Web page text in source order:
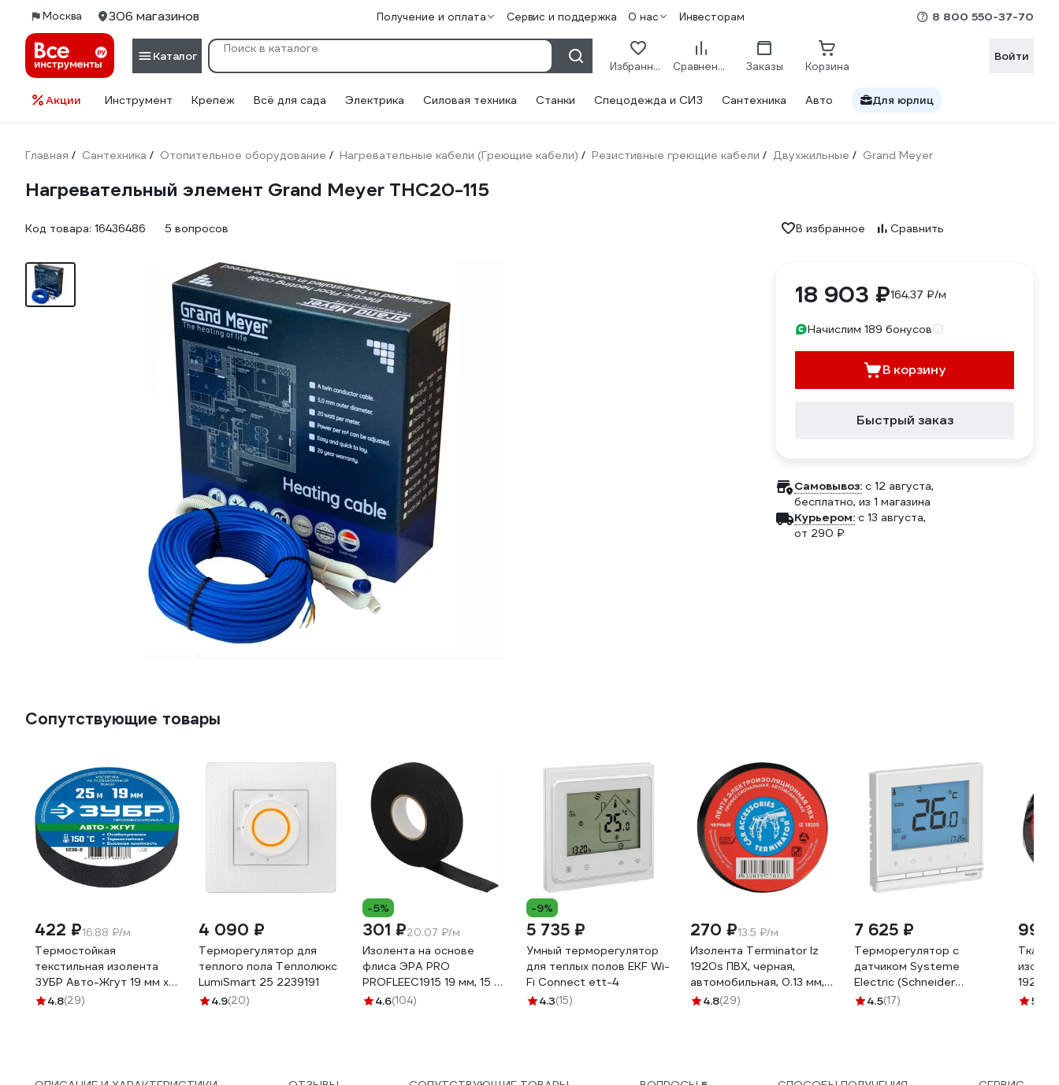
Москва 306 магазинов Получение и оплата Сервис и поддержка О нас Инвесторам 8 800 550-37-70
Каталог
Избранное Сравнение Заказы Корзина
Войти
Акции Инструмент Крепеж Всё для сада Электрика Силовая техника Станки Спецодежда и СИЗ Сантехника Авто Для юрлиц
Главная / Сантехника / Отопительное оборудование / Нагревательные кабели (Греющие кабели) / Резистивные греющие кабели / Двухжильные / Grand Meyer
Нагревательный элемент Grand Meyer THC20-115
Код товара: 16436486 5 вопросов В избранное Сравнить
18 903 ₽164.37 ₽/м
Начислим 189 бонусов
В корзину
Быстрый заказ
Самовывоз: c 12 августа,
бесплатно, из 1 магазина
Курьером: c 13 августа,
от 290 ₽
Сопутствующие товары
422 ₽16.88 ₽/м
Термостойкая
текстильная изолента
ЗУБР Авто-Жгут 19 мм х
25 м 1236-2
4.8(29)
4 090 ₽
Терморегулятор для
теплого пола Теплолюкс
LumiSmart 25 2239191
4.9(20)
-5%
301 ₽20.07 ₽/м
Изолента на основе
флиса ЭРА PRO
PROFLEEC1915 19 мм, 15 м,
0,3 мм, черная Б0057181
4.6(104)
-9%
5 735 ₽
Умный терморегулятор
для теплых полов EKF Wi-
Fi Connect ett-4
4.3(15)
270 ₽13.5 ₽/м
Изолента Terminator Iz
1920s ПВХ, черная,
автомобильная, 0.13 мм,
19 мм, 20 м 2000251
4.8(29)
7 625 ₽
Терморегулятор с
датчиком Systeme
Electric (Schneider
Electric) AtlasDesign,
4.5(17)
998
1925
5